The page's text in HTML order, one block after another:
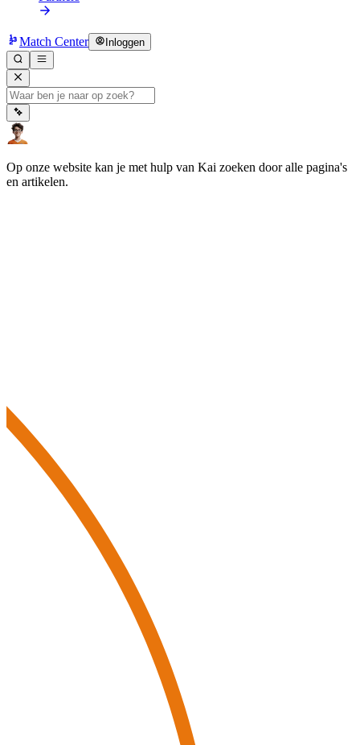
Match Center Inloggen
Op onze website kan je met hulp van Kai zoeken door alle pagina's
en artikelen.